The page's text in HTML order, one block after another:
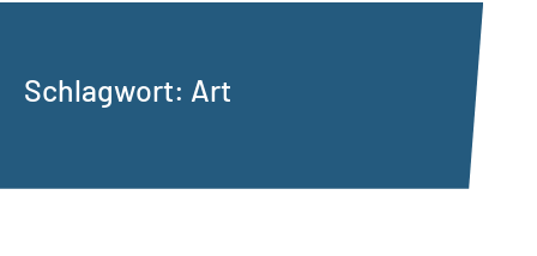
Schlagwort: Art